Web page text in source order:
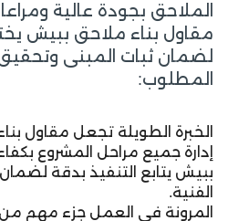
الملاحق بجودة عالية
مقاول بناء ملاحق ببيش
لضمان ثبات المبنى
المطلوب:
الخبرة الطويلة تجعل مقاول
إدارة جميع مراحل المشروع
ببيش يتابع التنفيذ بدقة لضمان
الفنية.
المرونة في العمل جزء مهم